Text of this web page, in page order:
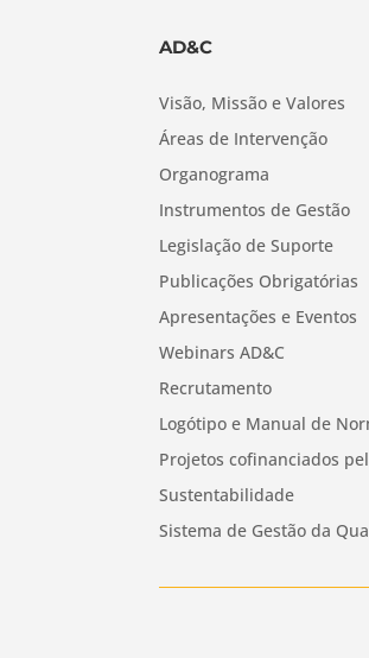
AD&C
Visão, Missão e Valores
Áreas de Intervenção
Organograma
Instrumentos de Gestão
Legislação de Suporte
Publicações Obrigatórias
Apresentações e Eventos
Webinars AD&C
Recrutamento
Logótipo e Manual de
Projetos cofinanciados
Sustentabilidade
Sistema de Gestão da